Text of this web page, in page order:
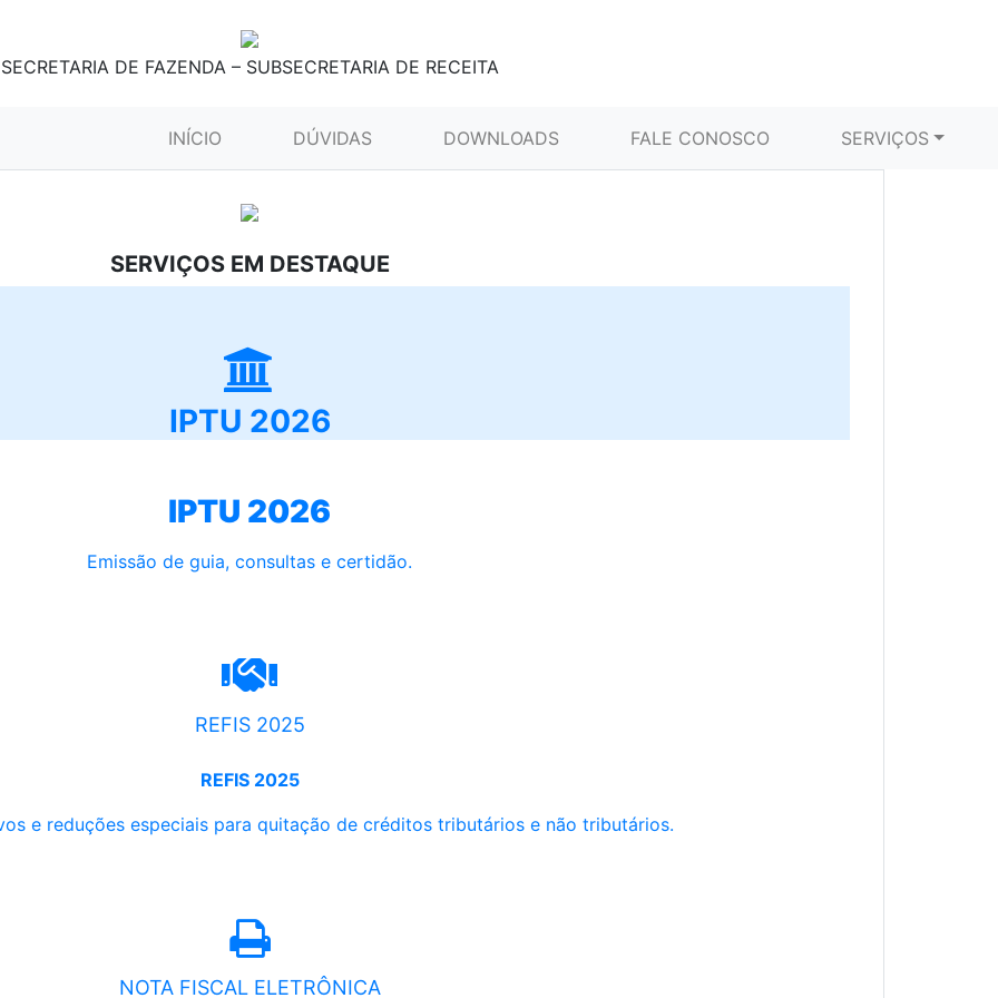
SECRETARIA DE FAZENDA – SUBSECRETARIA DE RECEITA
INÍCIO (CURRENT)DÚVIDAS DOWNLOADS FALE CONOSCO SERVIÇOS
SERVIÇOS EM DESTAQUE
IPTU 2026
IPTU 2026
Emissão de guia, consultas e certidão.
REFIS 2025
REFIS 2025
e reduções especiais para quitação de créditos tributários e não tributários.
NOTA FISCAL ELETRÔNICA